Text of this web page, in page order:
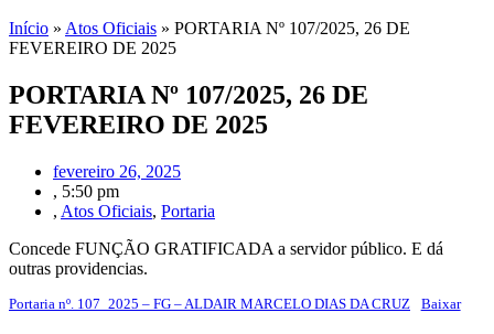
Início » Atos Oficiais » PORTARIA Nº 107/2025, 26 DE
FEVEREIRO DE 2025
PORTARIA Nº 107/2025, 26 DE
FEVEREIRO DE 2025
fevereiro 26, 2025
, 5:50 pm
, Atos Oficiais, Portaria
Concede FUNÇÃO GRATIFICADA a servidor público. E dá
outras providencias.
Portaria nº. 107_2025 – FG – ALDAIR MARCELO DIAS DA CRUZ Baixar